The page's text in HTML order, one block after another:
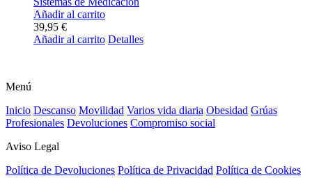
Añadir al carrito
39,95 €
Añadir al carrito Detalles
Menú
Inicio Descanso Movilidad Varios vida diaria Obesidad Grúas
Profesionales Devoluciones Compromiso social
Aviso Legal
Política de Devoluciones Política de Privacidad Política de Cookies